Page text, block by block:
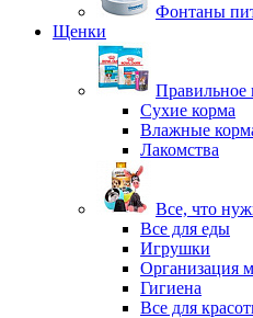
Фонтаны
Щенки
Правильное
Сухие корма
Влажные
Лакомства
Все, что
Все для еды
Игрушки
Организация
Гигиена
Все для